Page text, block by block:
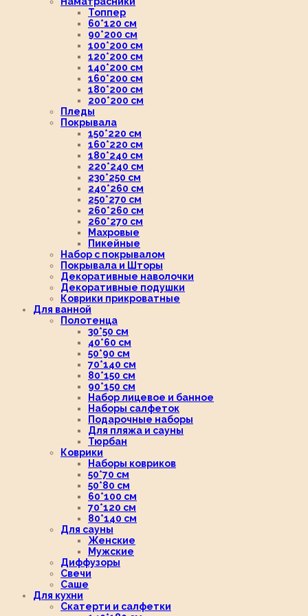
Топпер
60*120 см
90*200 см
100*200 см
120*200 см
140*200 см
160*200 см
180*200 см
200*200 см
Пледы
Покрывала
150*220 см
160*220 см
180*240 см
220*240 см
230*250 см
240*260 см
250*270 см
260*260 см
260*270 см
Махровые
Пикейные
Набор с покрывалом
Покрывала и Шторы
Декоративные наволочки
Декоративные подушки
Коврики прикроватные
Для ванной
Полотенца
30*50 см
40*60 см
50*90 см
70*140 см
80*150 см
90*150 см
Набор лицевое и банное
Наборы салфеток
Подарочные наборы
Для пляжа и сауны
Тюрбан
Коврики
Наборы ковриков
50*70 см
50*80 см
60*100 см
70*120 см
80*140 см
Для сауны
Женские
Мужские
Диффузоры
Свечи
Саше
Для кухни
Скатерти и салфетки